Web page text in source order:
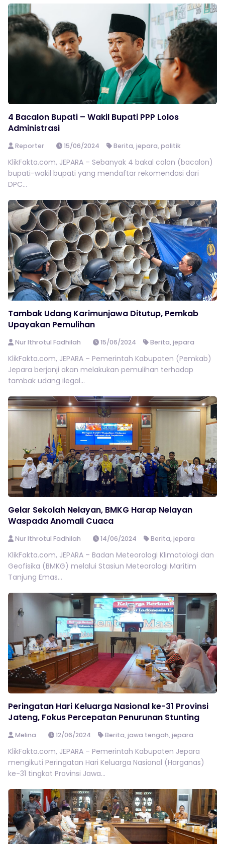
4 Bacalon Bupati – Wakil Bupati PPP Lolos
Administrasi
Reporter 15/06/2024 Berita,jepara,politik
KlikFakta.com, JEPARA – Sebanyak 4 bakal calon (bacalon)
bupati-wakil bupati yang mendaftar rekomendasi dari
DPC...
Tambak Udang Karimunjawa Ditutup, Pemkab
Upayakan Pemulihan
Nur Ithrotul Fadhilah 15/06/2024 Berita,jepara
KlikFakta.com, JEPARA – Pemerintah Kabupaten (Pemkab)
Jepara berjanji akan melakukan pemulihan terhadap
tambak udang ilegal...
Gelar Sekolah Nelayan, BMKG Harap Nelayan
Waspada Anomali Cuaca
Nur Ithrotul Fadhilah 14/06/2024 Berita,jepara
KlikFakta.com, JEPARA – Badan Meteorologi Klimatologi dan
Geofisika (BMKG) melalui Stasiun Meteorologi Maritim
Tanjung Emas...
Peringatan Hari Keluarga Nasional ke-31 Provinsi
Jateng, Fokus Percepatan Penurunan Stunting
Melina 12/06/2024 Berita,jawa tengah,jepara
KlikFakta.com, JEPARA – Pemerintah Kabupaten Jepara
mengikuti Peringatan Hari Keluarga Nasional (Harganas)
ke-31 tingkat Provinsi Jawa...